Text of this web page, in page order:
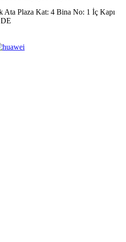
Ata Plaza Kat: 4 Bina No: 1 İç Kapı